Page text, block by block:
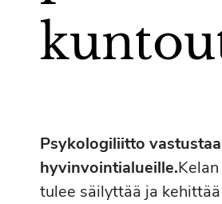
Psykologiliitto
hyvinvointialueille.
tulee säilyttää ja